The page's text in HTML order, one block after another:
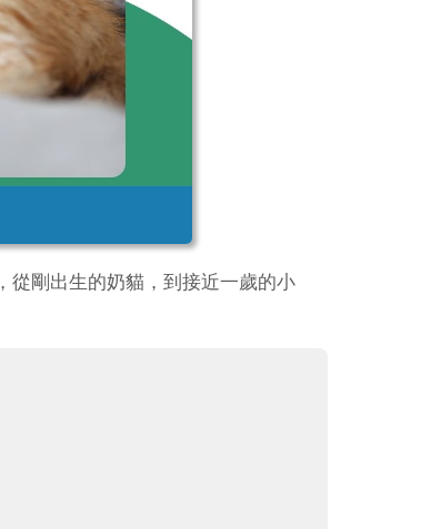
，從剛出生的奶貓，到接近一歲的小